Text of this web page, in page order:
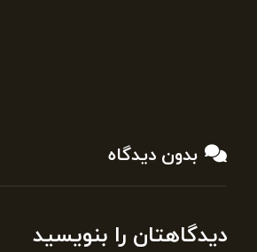
بدون دیدگاه
دیدگاهتان را بنویسید